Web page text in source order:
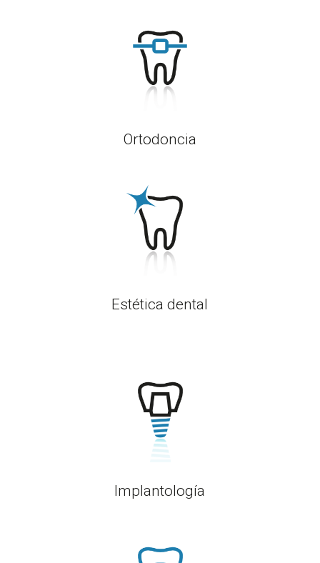
Ortodoncia
Estética dental
Implantología